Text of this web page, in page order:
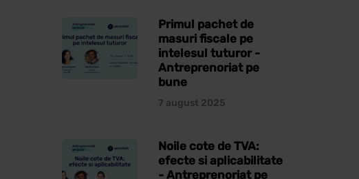
Primul pachet de
masuri fiscale pe
intelesul tuturor -
Antreprenoriat pe
bune
7 august 2025
Noile cote de TVA:
efecte si aplicabilitate
- Antreprenoriat pe